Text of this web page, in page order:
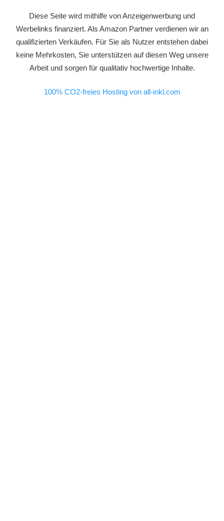
Diese Seite wird mithilfe von Anzeigenwerbung und
Werbelinks finanziert. Als Amazon Partner verdienen wir an
qualifizierten Verkäufen. Für Sie als Nutzer entstehen dabei
keine Mehrkosten, Sie unterstützen auf diesen Weg unsere
Arbeit und sorgen für qualitativ hochwertige Inhalte.
100% CO2-freies Hosting von all-inkl.com